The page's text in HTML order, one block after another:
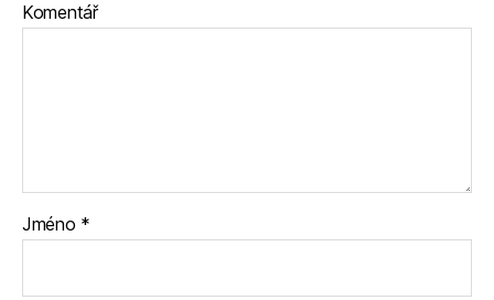
Komentář
Jméno *